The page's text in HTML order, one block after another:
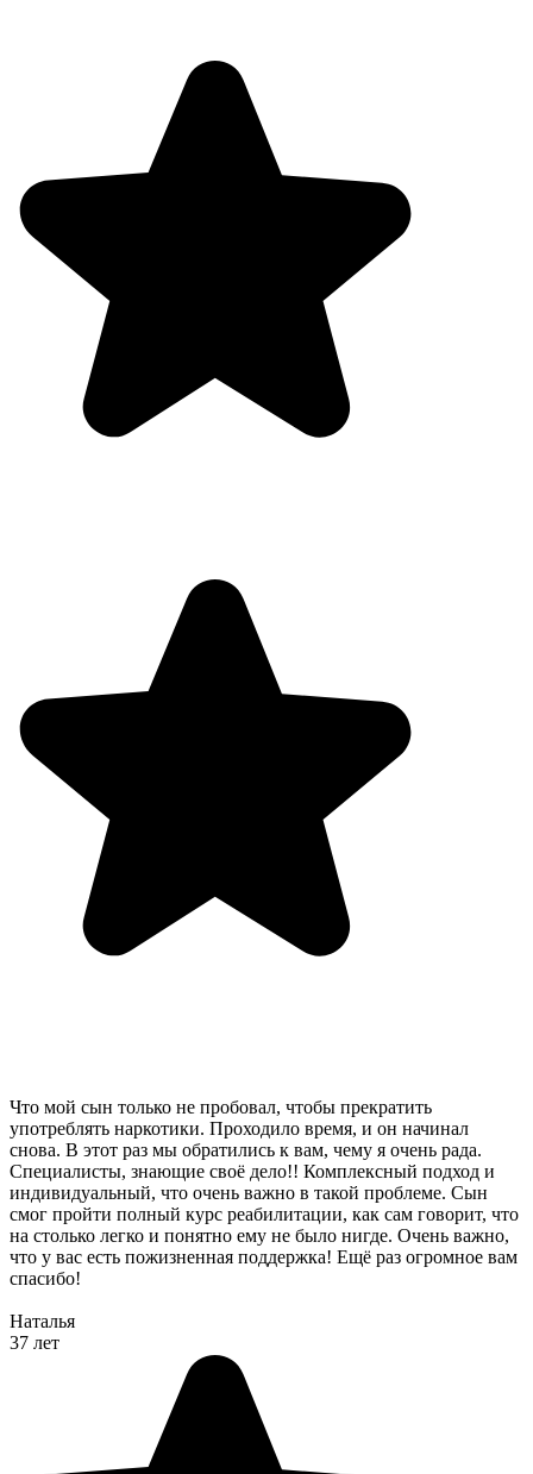
Что мой сын только не пробовал, чтобы прекратить
употреблять наркотики. Проходило время, и он начинал
снова. В этот раз мы обратились к вам, чему я очень рада.
Специалисты, знающие своё дело!! Комплексный подход и
индивидуальный, что очень важно в такой проблеме. Сын
смог пройти полный курс реабилитации, как сам говорит, что
на столько легко и понятно ему не было нигде. Очень важно,
что у вас есть пожизненная поддержка! Ещё раз огромное вам
спасибо!
Наталья
37 лет